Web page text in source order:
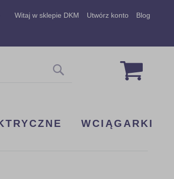
Witaj w sklepie DKM Utwórz konto Blog
Mój
WCIĄGARKI